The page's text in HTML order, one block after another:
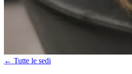
← Tutte le sedi